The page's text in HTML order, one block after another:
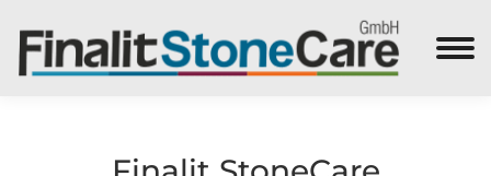
Search: